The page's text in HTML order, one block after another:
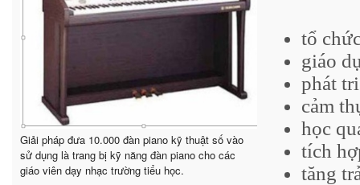
Giải pháp đưa 10.000 đàn piano kỹ thuật số vào
sử dụng là trang bị kỹ năng đàn piano cho các
giáo viên dạy nhạc trường tiểu học.
tổ
giáo
phát
cảm
học
tích
tăng